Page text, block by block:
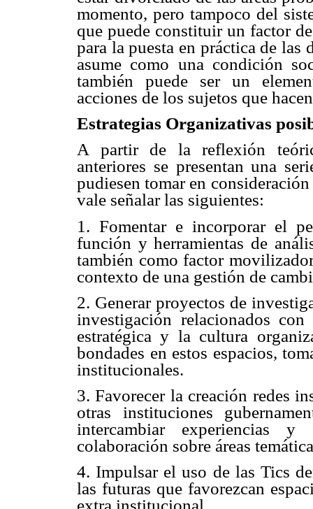
momento, pero tampoco del
que puede constituir un factor
para la puesta en práctica de
asume como una condición
también puede ser un
acciones de los sujetos que
Estrategias Organizativas
A partir de la reflexión
anteriores se presentan una
pudiesen tomar en
vale señalar las siguientes:
1. Fomentar e incorporar el
función y herramientas de
también como factor
contexto de una gestión de
2. Generar proyectos de
investigación relacionados
estratégica y la cultura
bondades en estos espacios,
institucionales.
3. Favorecer la creación redes
otras instituciones
intercambiar experiencias
colaboración sobre áreas
4. Impulsar el uso de las Tics
las futuras que favorezcan